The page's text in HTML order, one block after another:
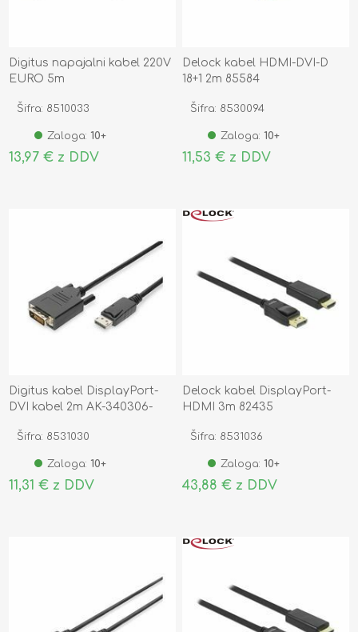
Digitus napajalni kabel 220V
EURO 5m
Šifra: 8510033
Zaloga: 10+
13,97 € z DDV
Delock kabel HDMI-DVI-D
18+1 2m 85584
Šifra: 8530094
Zaloga: 10+
11,53 € z DDV
Digitus kabel DisplayPort-
DVI kabel 2m AK-340306-
Šifra: 8531030
Zaloga: 10+
11,31 € z DDV
Delock kabel DisplayPort-
HDMI 3m 82435
Šifra: 8531036
Zaloga: 10+
43,88 € z DDV